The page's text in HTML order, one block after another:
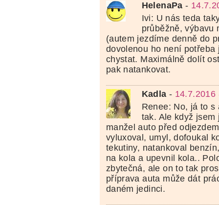
HelenaPa -
Ivi: U nás teda
průběžně, výbavu
(autem jezdíme denně do
dovolenou ho není potřeba
chystat. Maximálně dolít
pak natankovat.
Kadla - 14.7.2016
Renee: No, já to s
tak. Ale když
manžel auto před
vyluxoval, umyl, dofoukal
tekutiny, natankoval
na kola a upevnil kola..
zbytečná, ale on to tak
příprava auta může dát
daném jedinci.